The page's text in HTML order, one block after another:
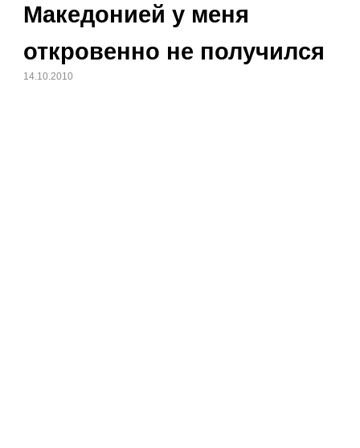
Македонией у меня
откровенно не получился
14.10.2010